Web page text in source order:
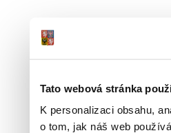
Tato webová stránka
K personalizaci obsahu,
o tom, jak náš web